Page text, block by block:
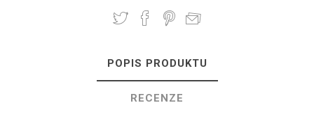
POPIS PRODUKTU
RECENZE